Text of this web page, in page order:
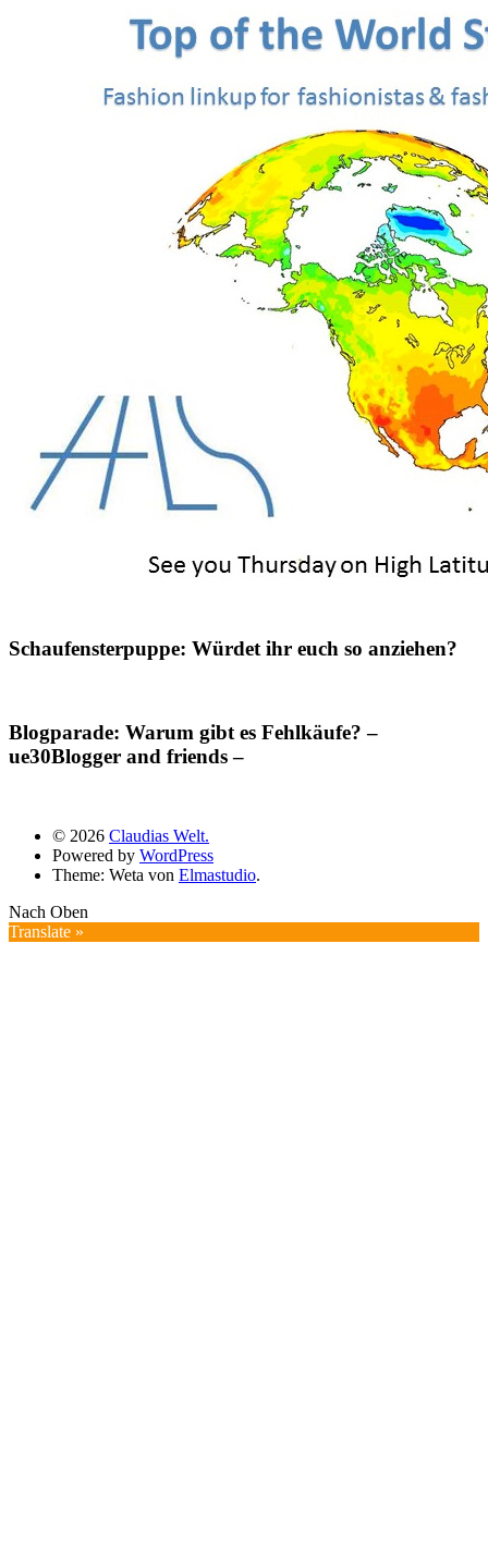
Schaufensterpuppe: Würdet ihr euch so anziehen?
Blogparade: Warum gibt es Fehlkäufe? –
ue30Blogger and friends –
© 2026 Claudias Welt.
Powered by WordPress
Theme: Weta von Elmastudio.
Nach Oben
Translate »